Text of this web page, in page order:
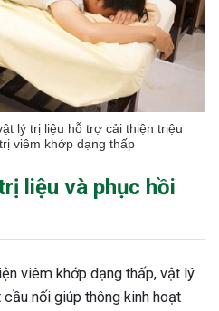
lý trị liệu hỗ trợ cải thiện triệu
viêm khớp dạng thấp
liệu và phục hồi
viêm khớp dạng thấp, vật lý
nối giúp thông kinh hoạt